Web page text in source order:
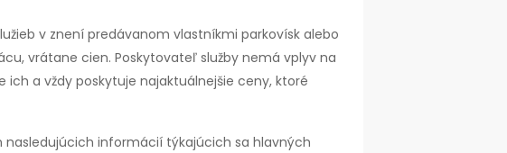
v znení predávanom vlastníkmi parkovísk alebo
vrátane cien. Poskytovateľ služby nemá vplyv na
a vždy poskytuje najaktuálnejšie ceny, ktoré
informácií týkajúcich sa hlavných